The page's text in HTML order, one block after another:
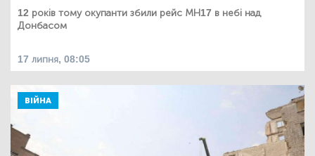
12 років тому окупанти збили рейс МН17 в небі над
Донбасом
17 липня, 08:05
ВІЙНА